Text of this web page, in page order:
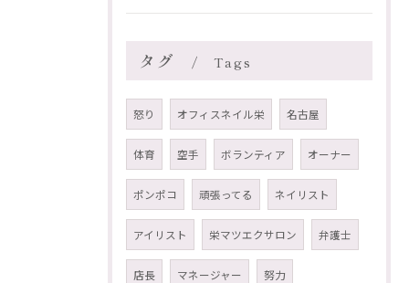
タグ Tags
怒り オフィスネイル栄 名古屋
体育 空手 ボランティア オーナー
ポンポコ 頑張ってる ネイリスト
アイリスト 栄マツエクサロン 弁護士
店長 マネージャー 努力